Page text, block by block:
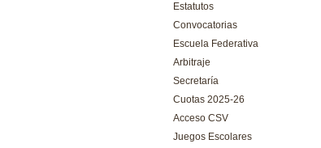
Estatutos
Convocatorias
Escuela Federativa
Arbitraje
Secretaría
Cuotas 2025-26
Acceso CSV
Juegos Escolares